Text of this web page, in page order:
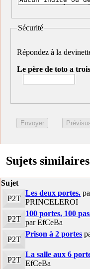
Sécurité
Répondez à la
Le père de toto a
Sujets similaires
Sujet
P2T
Les deux portes.
PRINCELEROI
P2T
100 portes, 100
par EfCeBa
P2T
Prison à 2 portes
P2T
La salle aux 6
EfCeBa